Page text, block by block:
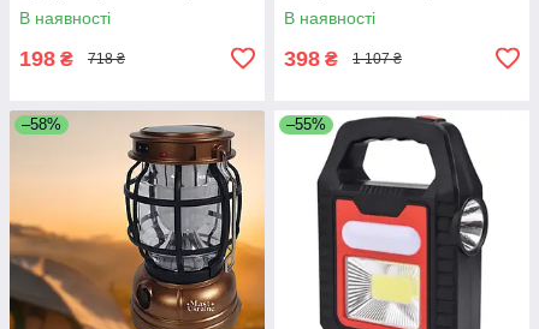
В наявності
198 ₴ 718 ₴
В наявності
398 ₴ 1 107 ₴
–58% –55%